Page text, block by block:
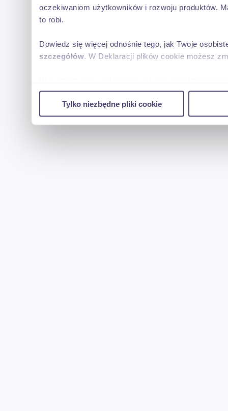
oczekiwaniom użytkowników i rozwoju produktów.
to robi.
Dowiedz się więcej odnośnie tego, jak Twoje
szczegółów. W Deklaracji plików cookie możesz
w naszej witrynie. Informacje o tym, jak korzystasz
reklamowym i analitycznym. Partnerzy mogą
uzyskanymi podczas korzystania z ich usług.
Tylko niezbędne pliki cookie